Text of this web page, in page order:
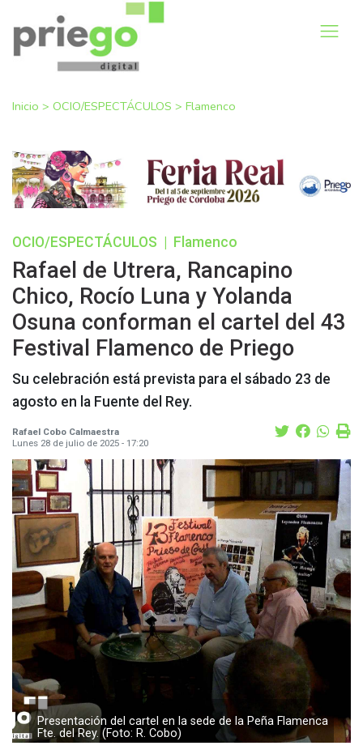
Inicio > OCIO/ESPECTÁCULOS > Flamenco
OCIO/ESPECTÁCULOS Flamenco
Rafael de Utrera, Rancapino
Chico, Rocío Luna y Yolanda
Osuna conforman el cartel del 43
Festival Flamenco de Priego
Su celebración está prevista para el sábado 23 de
agosto en la Fuente del Rey.
Rafael Cobo Calmaestra
Lunes 28 de julio de 2025 - 17:20
Presentación del cartel en la sede de la Peña Flamenca
Fte. del Rey. (Foto: R. Cobo)